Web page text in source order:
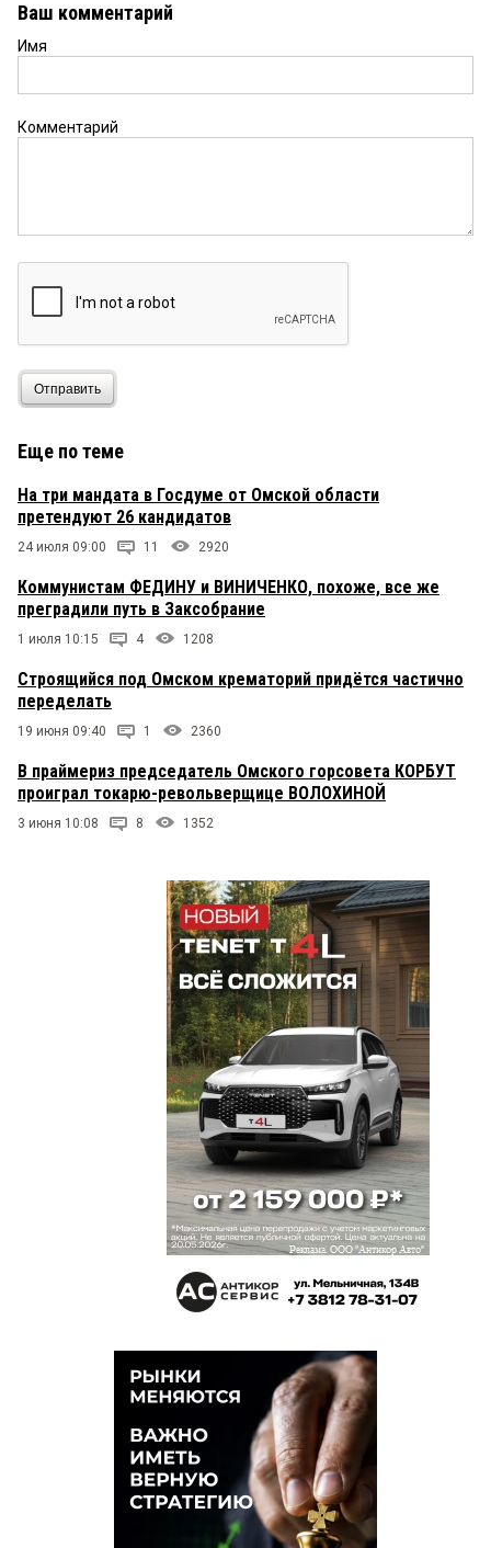
Ваш комментарий
Имя
Комментарий
Отправить
Еще по теме
На три мандата в Госдуме от Омской области
претендуют 26 кандидатов
24 июля 09:00 11 2920
Коммунистам ФЕДИНУ и ВИНИЧЕНКО, похоже, все же
преградили путь в Заксобрание
1 июля 10:15 4 1208
Строящийся под Омском крематорий придётся частично
переделать
19 июня 09:40 1 2360
В праймериз председатель Омского горсовета КОРБУТ
проиграл токарю-револьверщице ВОЛОХИНОЙ
3 июня 10:08 8 1352